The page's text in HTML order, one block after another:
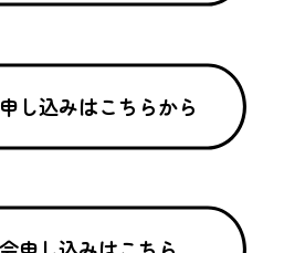
し込みはこちらから